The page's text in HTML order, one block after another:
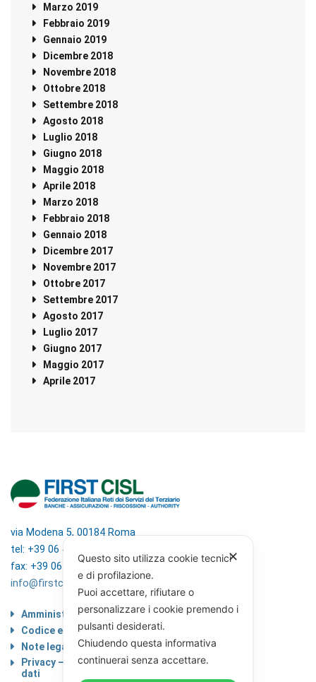
Marzo 2019
Febbraio 2019
Gennaio 2019
Dicembre 2018
Novembre 2018
Ottobre 2018
Settembre 2018
Agosto 2018
Luglio 2018
Giugno 2018
Maggio 2018
Aprile 2018
Marzo 2018
Febbraio 2018
Gennaio 2018
Dicembre 2017
Novembre 2017
Ottobre 2017
Settembre 2017
Agosto 2017
Luglio 2017
Giugno 2017
Maggio 2017
Aprile 2017
via Modena 5, 00184 Roma
tel: +39 06 4746351
fax: +39 06 4746136
info@firstcisl.it
Amministrazione trasparente
Codice etico
Note legali
Privacy – Informativa sul trattamento dei
dati
✕
Questo sito utilizza cookie tecnici
e di profilazione.
Puoi accettare, rifiutare o
personalizzare i cookie premendo i
pulsanti desiderati.
Chiudendo questa informativa
continuerai senza accettare.